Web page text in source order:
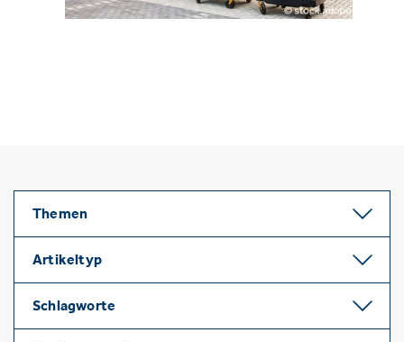
Themen
Artikeltyp
Schlagworte